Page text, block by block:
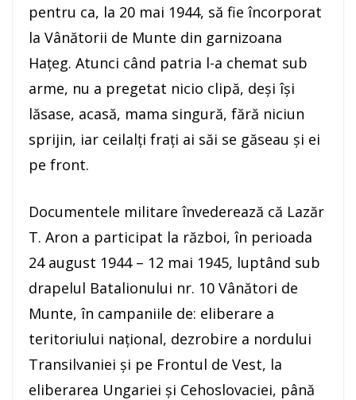
pentru ca, la 20 mai 1944, să fie încorporat
la Vânătorii de Munte din garnizoana
Hațeg. Atunci când patria l-a chemat sub
arme, nu a pregetat nicio clipă, deși își
lăsase, acasă, mama singură, fără niciun
sprijin, iar ceilalți frați ai săi se găseau și ei
pe front.
Documentele militare învederează că Lazăr
T. Aron a participat la război, în perioada
24 august 1944 – 12 mai 1945, luptând sub
drapelul Batalionului nr. 10 Vânători de
Munte, în campaniile de: eliberare a
teritoriului național, dezrobire a nordului
Transilvaniei și pe Frontul de Vest, la
eliberarea Ungariei și Cehoslovaciei, până